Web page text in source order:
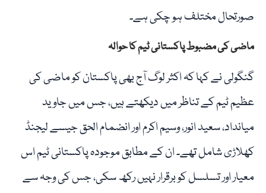
صورتحال مختلف ہو چکی ہے۔
ماضی کی مضبوط پاکستانی ٹیم کا حوالہ
گنگولی نے کہا کہ اکثر لوگ آج بھی پاکستان کو ماضی کی
عظیم ٹیم کے تناظر میں دیکھتے ہیں، جس میں جاوید
میانداد، سعید انور، وسیم اکرم اور انضمام الحق جیسے لیجنڈ
کھلاڑی شامل تھے۔ ان کے مطابق موجودہ پاکستانی ٹیم اس
معیار اور تسلسل کو برقرار نہیں رکھ سکی، جس کی وجہ سے